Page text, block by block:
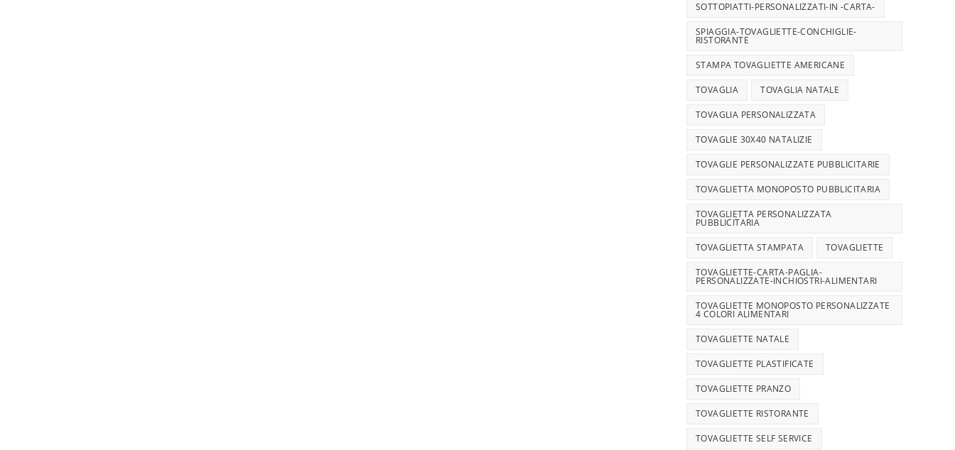
SOTTOPIATTI-PERSONALIZZATI-IN -CARTA-
SPIAGGIA-TOVAGLIETTE-CONCHIGLIE-
RISTORANTE
STAMPA TOVAGLIETTE AMERICANE
TOVAGLIA TOVAGLIA NATALE
TOVAGLIA PERSONALIZZATA
TOVAGLIE 30X40 NATALIZIE
TOVAGLIE PERSONALIZZATE PUBBLICITARIE
TOVAGLIETTA MONOPOSTO PUBBLICITARIA
TOVAGLIETTA PERSONALIZZATA
PUBBLICITARIA
TOVAGLIETTA STAMPATA TOVAGLIETTE
TOVAGLIETTE-CARTA-PAGLIA-
PERSONALIZZATE-INCHIOSTRI-ALIMENTARI
TOVAGLIETTE MONOPOSTO PERSONALIZZATE
4 COLORI ALIMENTARI
TOVAGLIETTE NATALE
TOVAGLIETTE PLASTIFICATE
TOVAGLIETTE PRANZO
TOVAGLIETTE RISTORANTE
TOVAGLIETTE SELF SERVICE